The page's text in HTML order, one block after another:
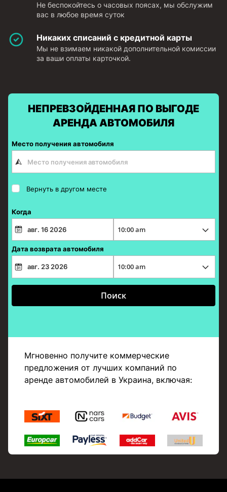
Не беспокойтесь о часовых поясах, мы обслужим
вас в любое время суток
Никаких списаний с кредитной карты
Мы не взимаем никакой дополнительной комиссии
за ваши оплаты карточкой.
НЕПРЕВЗОЙДЕННАЯ ПО ВЫГОДЕ
АРЕНДА АВТОМОБИЛЯ
Место получения автомобиля
Вернуть в другом месте
Когда
Дата возврата автомобиля
Поиск
Мгновенно получите коммерческие
предложения от лучших компаний по
аренде автомобилей в Украина, включая: